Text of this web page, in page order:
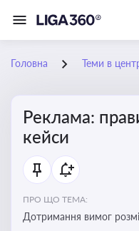
Головна Теми в
Реклама:
кейси
ПРО ЩО ТЕМА:
Дотримання вимог